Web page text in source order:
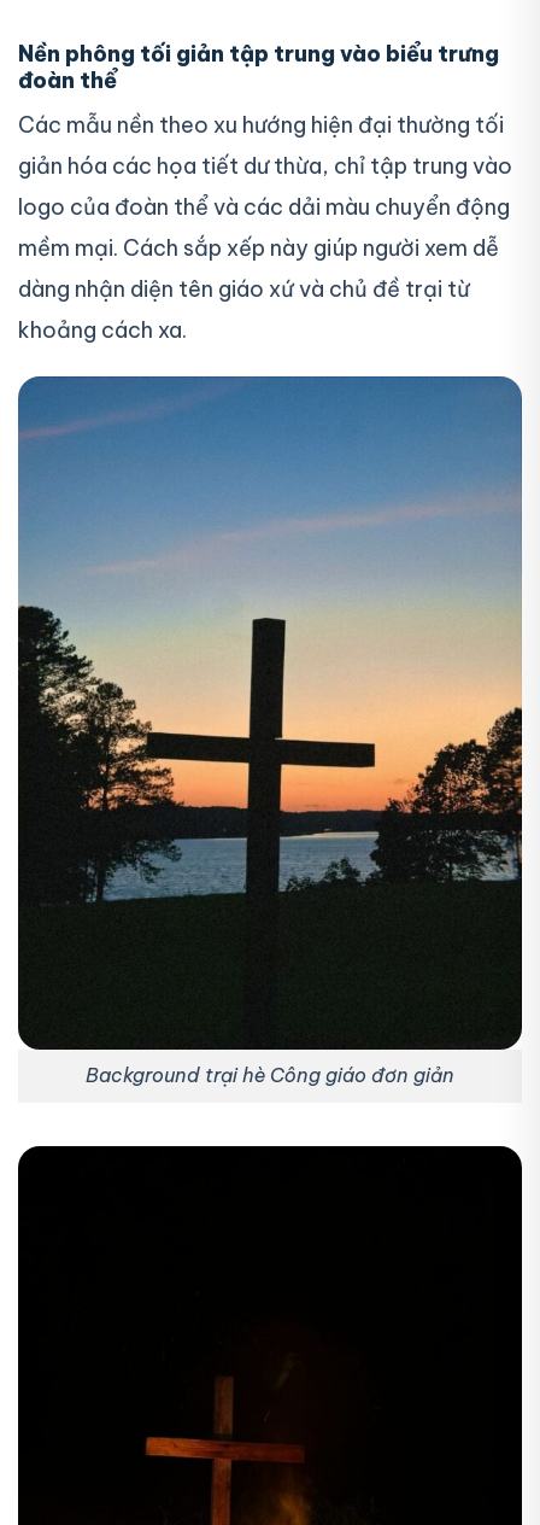
Nền phông tối giản tập trung vào biểu trưng
đoàn thể
Các mẫu nền theo xu hướng hiện đại thường tối
giản hóa các họa tiết dư thừa, chỉ tập trung vào
logo của đoàn thể và các dải màu chuyển động
mềm mại. Cách sắp xếp này giúp người xem dễ
dàng nhận diện tên giáo xứ và chủ đề trại từ
khoảng cách xa.
Background trại hè Công giáo đơn giản